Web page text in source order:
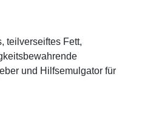
teilverseiftes Fett,
und Hilfsemulgator für